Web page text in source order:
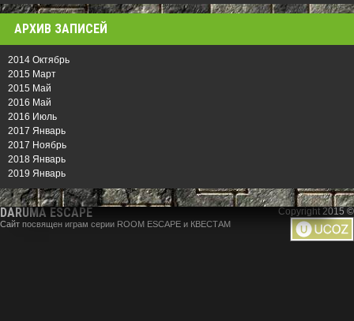
АРХИВ ЗАПИСЕЙ
2014 Октябрь
2015 Март
2015 Май
2016 Май
2016 Июль
2017 Январь
2017 Ноябрь
2018 Январь
2019 Январь
DARUMA ESCAPE
Сайт посвящен играм серии ROOM ESCAPE и КВЕСТАМ
Copyright 2015 ©